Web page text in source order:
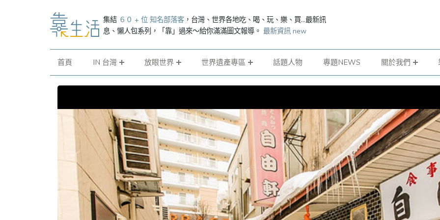
集結 ６０ + 位 知名部落客 ，台灣、世界各地吃、喝、玩、樂、買...最新訊
息、懶人包系列，「靠」過來～給你滿滿圖文報導。 最新資訊 new
首頁 IN 台灣 放眼世界 世界遺產專區 話題人物 專題NEWS 關於我們